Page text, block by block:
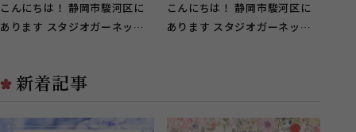
こんにちは！ 静岡市駿河区に
あります スタジオガーネット
こんにちは！ 静岡市駿河区に
あります スタジオガーネット
新着記事